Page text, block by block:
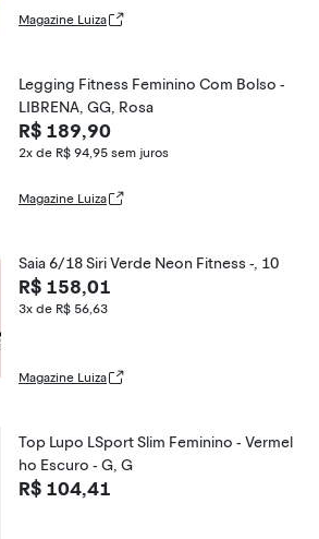
Magazine Luiza
Legging Fitness Feminino Com Bolso -
LIBRENA, GG, Rosa
R$ 189,90
2x de R$ 94,95 sem juros
Magazine Luiza
Saia 6/18 Siri Verde Neon Fitness -, 10
R$ 158,01
3x de R$ 56,63
Magazine Luiza
Top Lupo LSport Slim Feminino - Vermel
ho Escuro - G, G
R$ 104,41